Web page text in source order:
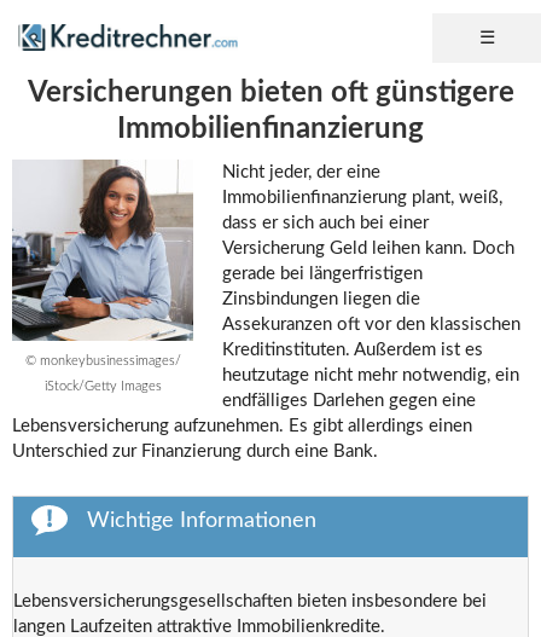
Versicherungen bieten oft günstigere
Immobilienfinanzierung
© monkeybusinessimages/
iStock/Getty Images
Nicht jeder, der eine
Immobilienfinanzierung plant, weiß,
dass er sich auch bei einer
Versicherung Geld leihen kann. Doch
gerade bei längerfristigen
Zinsbindungen liegen die
Assekuranzen oft vor den klassischen
Kreditinstituten. Außerdem ist es
heutzutage nicht mehr notwendig, ein
endfälliges Darlehen gegen eine
Lebensversicherung aufzunehmen. Es gibt allerdings einen
Unterschied zur Finanzierung durch eine Bank.
Wichtige Informationen
Lebensversicherungsgesellschaften bieten insbesondere bei
langen Laufzeiten attraktive Immobilienkredite.